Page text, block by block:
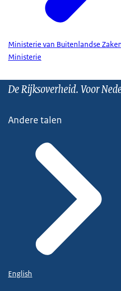
Ministerie van Buitenlandse
Ministerie
De Rijksoverheid. Voor
Andere talen
English